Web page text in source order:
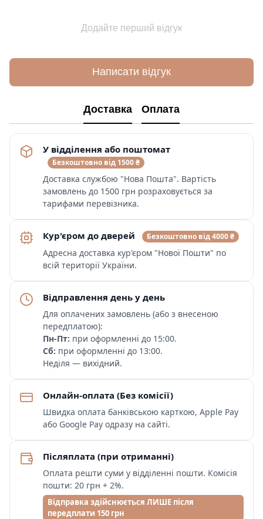
Додайте перший відгук
Написати відгук
Доставка Оплата
У відділення або поштомат
Безкоштовно від 1500 ₴
Доставка службою "Нова Пошта". Вартість
замовлень до 1500 грн розраховується за
тарифами перевізника.
Кур'єром до дверей Безкоштовно від 4000 ₴
Адресна доставка кур'єром "Нової Пошти" по
всій території України.
Відправлення день у день
Для оплачених замовлень (або з внесеною
передплатою):
Пн-Пт: при оформленні до 15:00.
Сб: при оформленні до 13:00.
Неділя — вихідний.
Онлайн-оплата (Без комісії)
Швидка оплата банківською карткою, Apple Pay
або Google Pay одразу на сайті.
Післяплата (при отриманні)
Оплата решти суми у відділенні пошти. Комісія
пошти: 20 грн + 2%.
Відправка здійснюється ЛИШЕ після
передплати 150 грн